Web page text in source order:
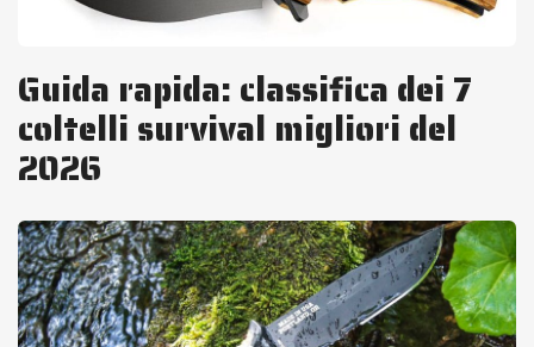
Guida rapida: classifica dei 7
coltelli survival migliori del
2026